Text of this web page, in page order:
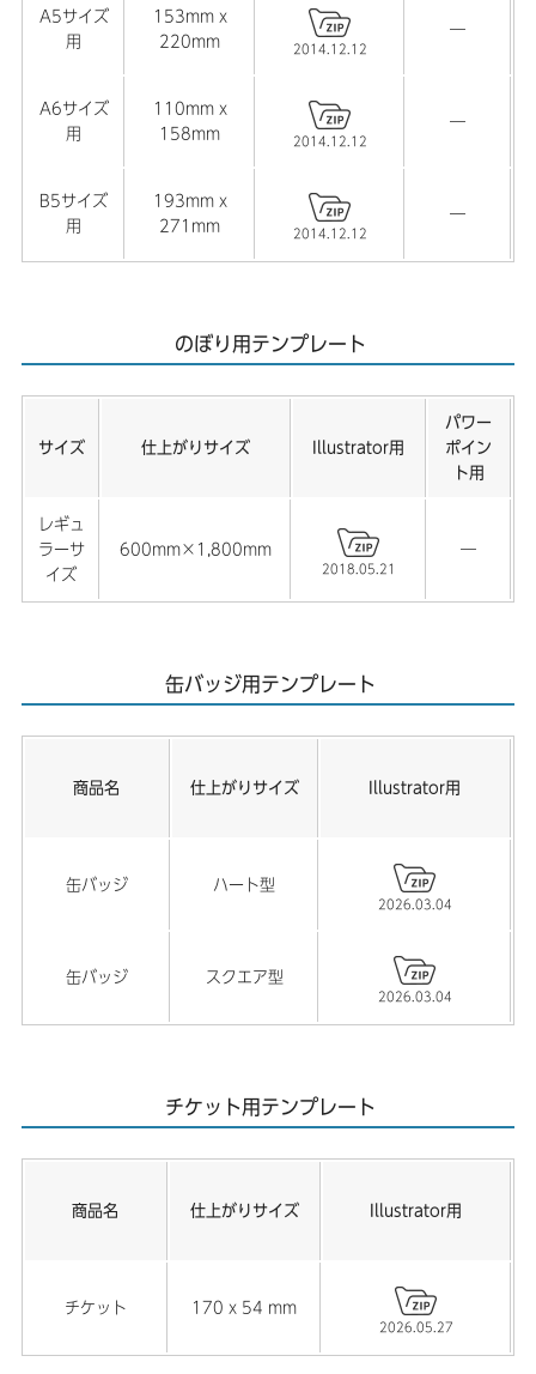
A5サイズ
用
153mm x
220mm
2014.12.12
―
A6サイズ
用
110mm x
158mm
2014.12.12
―
B5サイズ
用
193mm x
271mm
2014.12.12
―
のぼり用テンプレート
サイズ 仕上がりサイズ Illustrator用
パワー
ポイン
ト用
レギュ
ラーサ
イズ
600mm×1,800mm
2018.05.21
―
缶バッジ用テンプレート
商品名 仕上がりサイズ Illustrator用
缶バッジ ハート型
2026.03.04
缶バッジ スクエア型
2026.03.04
チケット用テンプレート
商品名 仕上がりサイズ Illustrator用
チケット 170 x 54 mm
2026.05.27